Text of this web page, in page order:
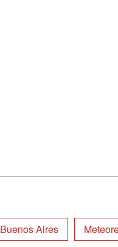
Buenos Aires